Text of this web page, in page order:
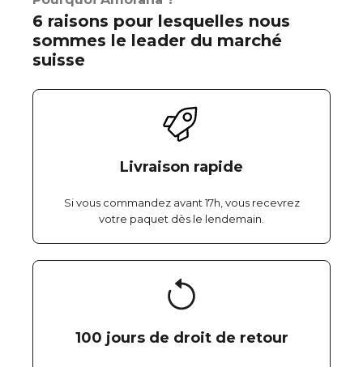
6 raisons pour lesquelles nous
sommes le leader du marché
suisse
Livraison rapide
Si vous commandez avant 17h, vous recevrez
votre paquet dès le lendemain.
100 jours de droit de retour